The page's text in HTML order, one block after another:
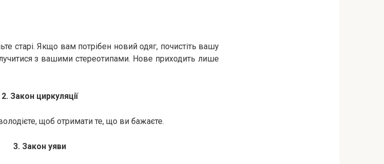
старі. Якщо вам потрібен новий одяг, почистіть вашу
з вашими стереотипами. Нове приходить лише
2. Закон циркуляції
щоб отримати те, що ви бажаєте.
3. Закон уяви